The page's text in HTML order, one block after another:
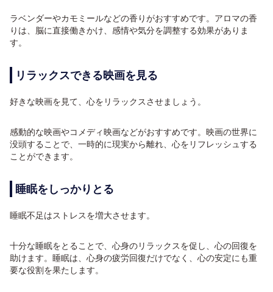
ラベンダーやカモミールなどの香りがおすすめです。アロマの香
りは、脳に直接働きかけ、感情や気分を調整する効果がありま
す。
リラックスできる映画を見る
好きな映画を見て、心をリラックスさせましょう。
感動的な映画やコメディ映画などがおすすめです。映画の世界に
没頭することで、一時的に現実から離れ、心をリフレッシュする
ことができます。
睡眠をしっかりとる
睡眠不足はストレスを増大させます。
十分な睡眠をとることで、心身のリラックスを促し、心の回復を
助けます。睡眠は、心身の疲労回復だけでなく、心の安定にも重
要な役割を果たします。